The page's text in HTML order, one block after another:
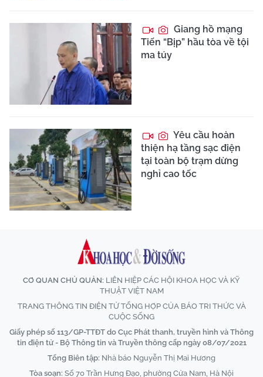
Giang hồ mạng
Tiến “Bịp” hầu tòa về tội
ma túy
Yêu cầu hoàn
thiện hạ tầng sạc điện
tại toàn bộ trạm dừng
nghỉ cao tốc
CƠ QUAN CHỦ QUẢN: LIÊN HIỆP CÁC HỘI KHOA HỌC VÀ KỸ
THUẬT VIỆT NAM
TRANG THÔNG TIN ĐIỆN TỬ TỔNG HỢP CỦA BÁO TRI THỨC VÀ
CUỘC SỐNG
Giấy phép số 113/GP-TTĐT do Cục Phát thanh, truyền hình và Thông
tin điện tử - Bộ Thông tin và Truyền thông cấp ngày 08/07/2021
Tổng Biên tập: Nhà báo Nguyễn Thị Mai Hương
Tòa soạn: Số 70 Trần Hưng Đạo, phường Cửa Nam, Hà Nội